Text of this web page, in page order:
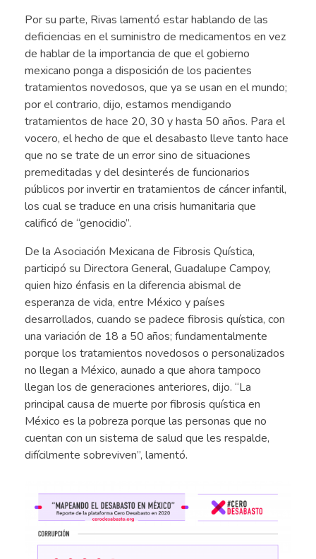
Por su parte, Rivas lamentó estar hablando de las
deficiencias en el suministro de medicamentos en vez
de hablar de la importancia de que el gobierno
mexicano ponga a disposición de los pacientes
tratamientos novedosos, que ya se usan en el mundo;
por el contrario, dijo, estamos mendigando
tratamientos de hace 20, 30 y hasta 50 años. Para el
vocero, el hecho de que el desabasto lleve tanto hace
que no se trate de un error sino de situaciones
premeditadas y del desinterés de funcionarios
públicos por invertir en tratamientos de cáncer infantil,
los cual se traduce en una crisis humanitaria que
calificó de “genocidio”.
De la Asociación Mexicana de Fibrosis Quística,
participó su Directora General, Guadalupe Campoy,
quien hizo énfasis en la diferencia abismal de
esperanza de vida, entre México y países
desarrollados, cuando se padece fibrosis quística, con
una variación de 18 a 50 años; fundamentalmente
porque los tratamientos novedosos o personalizados
no llegan a México, aunado a que ahora tampoco
llegan los de generaciones anteriores, dijo. “La
principal causa de muerte por fibrosis quística en
México es la pobreza porque las personas que no
cuentan con un sistema de salud que les respalde,
difícilmente sobreviven”, lamentó.